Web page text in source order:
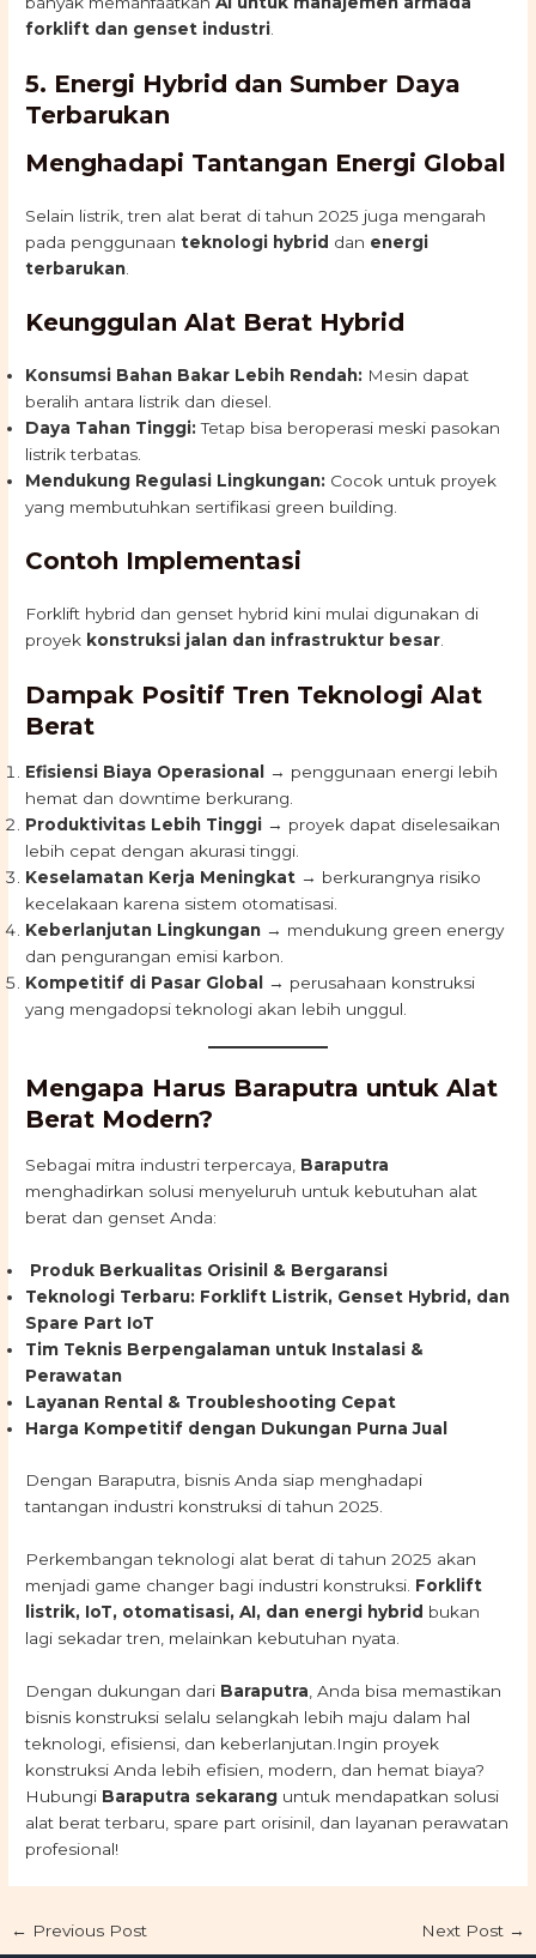
forklift dan genset industri
5. Energi Hybrid dan Sumber Daya
Terbarukan
Menghadapi Tantangan Energi Global
Selain listrik, tren alat berat di tahun 2025 juga mengarah
pada penggunaanteknologi hybrid dan energi
terbarukan
Keunggulan Alat Berat Hybrid
Konsumsi Bahan Bakar Lebih Rendah: Mesin dapat
beralih antara listrik dan diesel.
Daya Tahan Tinggi:Tetap bisa beroperasi meski pasokan
listrik terbatas.
Mendukung Regulasi Lingkungan: Cocok untuk proyek
yang membutuhkan sertifikasi green building.
Contoh Implementasi
Forklift hybrid dan genset hybrid kini mulai digunakan di
proyek konstruksi jalan dan infrastruktur besar
Dampak Positif Tren Teknologi Alat
Berat
Efisiensi Biaya Operasional
→ penggunaan energi lebih
hemat dan downtime berkurang.
Produktivitas Lebih Tinggi → proyek dapat diselesaikan
lebih cepat dengan akurasi tinggi.
Keselamatan Kerja Meningkat → berkurangnya risiko
kecelakaan karena sistem otomatisasi.
Keberlanjutan Lingkungan → mendukung green energy
dan pengurangan emisi karbon.
Kompetitif di Pasar Global
→ perusahaan konstruksi
yang mengadopsi teknologi akan lebih unggul.
Mengapa Harus Baraputra untuk Alat
Berat Modern?
Sebagai mitra industri terpercaya, Baraputra
menghadirkan solusi menyeluruh untuk kebutuhan alat
berat dan genset Anda:
Produk Berkualitas Orisinil & Bergaransi
Teknologi Terbaru: Forklift Listrik, Genset Hybrid, dan
Spare Part IoT
Tim Teknis Berpengalaman untuk Instalasi &
Perawatan
Layanan Rental & Troubleshooting Cepat
Harga Kompetitif dengan Dukungan Purna Jual
Dengan Baraputra, bisnis Anda siap menghadapi
tantangan industri konstruksi di tahun 2025.
Perkembangan teknologi alat berat di tahun 2025 akan
menjadi game changer bagi industri konstruksi. Forklift
listrik, IoT, otomatisasi, AI, dan energi hybrid bukan
lagi sekadar tren, melainkan kebutuhan nyata.
Dengan dukungan dari Baraputra , Anda bisa memastikan
bisnis konstruksi selalu selangkah lebih maju dalam hal
teknologi, efisiensi, dan keberlanjutan.Ingin proyek
konstruksi Anda lebih efisien, modern, dan hemat biaya?
Hubungi Baraputra sekarang untuk mendapatkan solusi
alat berat terbaru, spare part orisinil, dan layanan perawatan
profesional!
← Previous Post Next Post →